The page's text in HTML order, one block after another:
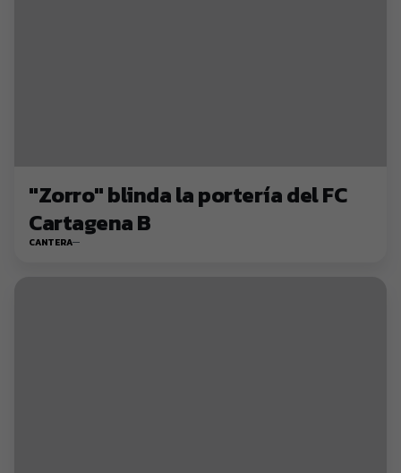
"Zorro" blinda la portería del FC
Cartagena B
CANTERA